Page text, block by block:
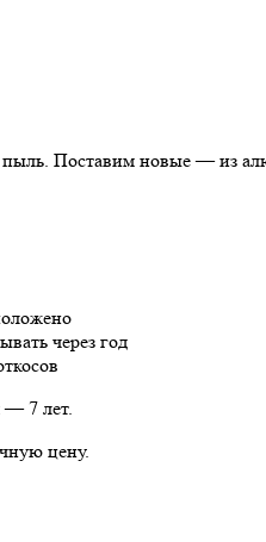
Поставим новые — из
через год
— 7 лет.
цену.